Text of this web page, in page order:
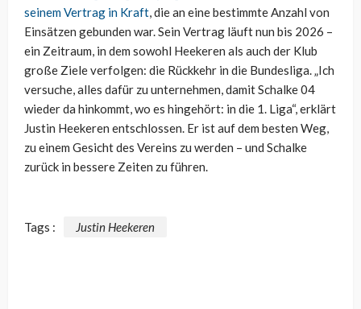
seinem Vertrag in Kraft, die an eine bestimmte Anzahl von
Einsätzen gebunden war. Sein Vertrag läuft nun bis 2026 –
ein Zeitraum, in dem sowohl Heekeren als auch der Klub
große Ziele verfolgen: die Rückkehr in die Bundesliga. „Ich
versuche, alles dafür zu unternehmen, damit Schalke 04
wieder da hinkommt, wo es hingehört: in die 1. Liga“, erklärt
Justin Heekeren entschlossen. Er ist auf dem besten Weg,
zu einem Gesicht des Vereins zu werden – und Schalke
zurück in bessere Zeiten zu führen.
Tags : Justin Heekeren